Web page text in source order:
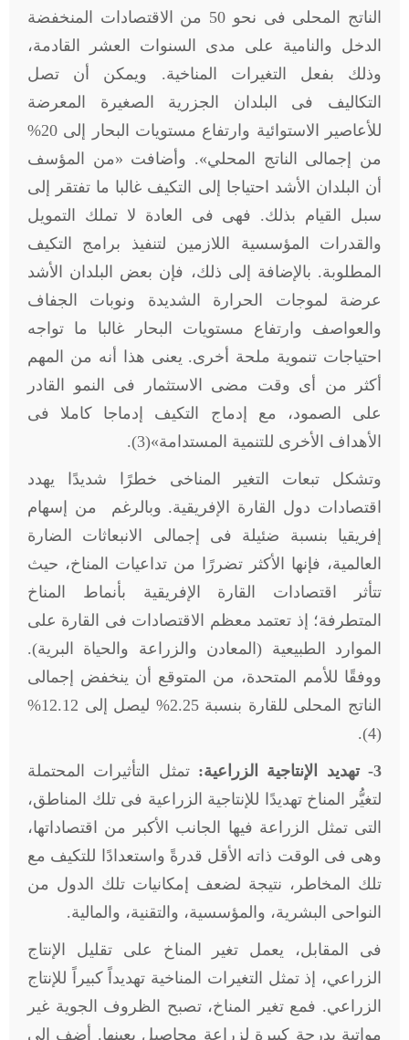
الناتج المحلى فى نحو 50 من الاقتصادات المنخفضة
الدخل والنامية على مدى السنوات العشر القادمة،
وذلك بفعل التغيرات المناخية. ويمكن أن تصل
التكاليف فى البلدان الجزرية الصغيرة المعرضة
للأعاصير الاستوائية وارتفاع مستويات البحار إلى 20%
من إجمالى الناتج المحلي». وأضافت «من المؤسف
أن البلدان الأشد احتياجا إلى التكيف غالبا ما تفتقر إلى
سبل القيام بذلك. فهى فى العادة لا تملك التمويل
والقدرات المؤسسية اللازمين لتنفيذ برامج التكيف
المطلوبة. بالإضافة إلى ذلك، فإن بعض البلدان الأشد
عرضة لموجات الحرارة الشديدة ونوبات الجفاف
والعواصف وارتفاع مستويات البحار غالبا ما تواجه
احتياجات تنموية ملحة أخرى. يعنى هذا أنه من المهم
أكثر من أى وقت مضى الاستثمار فى النمو القادر
على الصمود، مع إدماج التكيف إدماجا كاملا فى
الأهداف الأخرى للتنمية المستدامة»(3).
وتشكل تبعات التغير المناخى خطرًا شديدًا يهدد
اقتصادات دول القارة الإفريقية. وبالرغم من إسهام
إفريقيا بنسبة ضئيلة فى إجمالى الانبعاثات الضارة
العالمية، فإنها الأكثر تضررًا من تداعيات المناخ، حيث
تتأثر اقتصادات القارة الإفريقية بأنماط المناخ
المتطرفة؛ إذ تعتمد معظم الاقتصادات فى القارة على
الموارد الطبيعية (المعادن والزراعة والحياة البرية).
ووفقًا للأمم المتحدة، من المتوقع أن ينخفض إجمالى
الناتج المحلى للقارة بنسبة 2.25% ليصل إلى 12.12%
(4).
3- تهديد الإنتاجية الزراعية:
تمثل التأثيرات المحتملة
لتغيُّر المناخ تهديدًا للإنتاجية الزراعية فى تلك المناطق،
التى تمثل الزراعة فيها الجانب الأكبر من اقتصاداتها،
وهى فى الوقت ذاته الأقل قدرةً واستعدادًا للتكيف مع
تلك المخاطر، نتيجة لضعف إمكانيات تلك الدول من
النواحى البشرية، والمؤسسية، والتقنية، والمالية.
فى المقابل، يعمل تغير المناخ على تقليل الإنتاج
الزراعي، إذ تمثل التغيرات المناخية تهديداً كبيراً للإنتاج
الزراعي. فمع تغير المناخ، تصبح الظروف الجوية غير
مواتية بدرجة كبيرة لزراعة محاصيل بعينها. أضف إلى